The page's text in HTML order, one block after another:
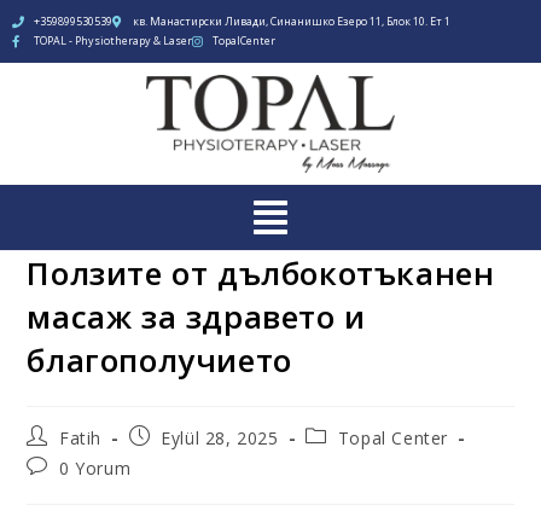
+359899530539
кв. Манастирски Ливади, Синанишко Езеро 11, Блок 10. Ет 1
TOPAL - Physiotherapy & Laser
TopalCenter
Ползите от дълбокотъканен
масаж за здравето и
благополучието
Fatih Eylül 28, 2025
Topal Center
0 Yorum